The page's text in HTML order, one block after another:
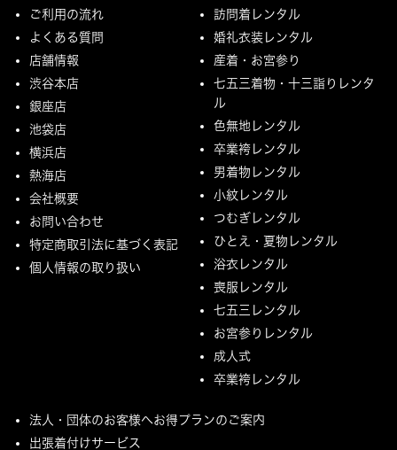
ご利用の流れ
よくある質問
店舗情報
渋谷本店
銀座店
池袋店
横浜店
熱海店
会社概要
お問い合わせ
特定商取引法に基づく表記
個人情報の取り扱い
訪問着レンタル
婚礼衣装レンタル
産着・お宮参り
七五三着物・十三詣りレンタ
ル
色無地レンタル
卒業袴レンタル
男着物レンタル
小紋レンタル
つむぎレンタル
ひとえ・夏物レンタル
浴衣レンタル
喪服レンタル
七五三レンタル
お宮参りレンタル
成人式
卒業袴レンタル
法人・団体のお客様へお得プランのご案内
出張着付けサービス